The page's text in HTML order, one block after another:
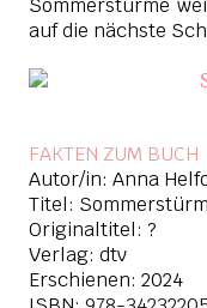
Sommerstürme
auf die nächste
FAKTEN ZUM BUCH
Autor/in: Anna
Titel:
Originaltitel: ?
Verlag: dtv
Erschienen: 2024